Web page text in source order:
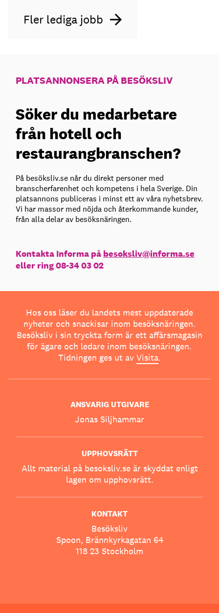
Fler lediga jobb
PLATSANNONSERA PÅ BESÖKSLIV
Söker du medarbetare
från hotell och
restaurangbranschen?
På besöksliv.se når du direkt personer med
branscherfarenhet och kompetens i hela Sverige. Din
platsannons publiceras i minst ett av våra nyhetsbrev.
Vi har massor med nöjda och återkommande kunder,
från alla delar av besöksnäringen.
Kontakta Informa på besoksliv@informa.se
eller ring 08-34 03 02
Hos oss läser du landets mest uppdaterade
nyheter och snackisar inom besöksnäringen.
Besöksliv i sin tryckta form är ett affärsmagasin
för ägare och ledare inom besöksnäringen.
Tidningen ges ut av Visita.
ANSVARIG UTGIVARE
Jonas Siljhammar
UPPHOVSRÄTT
Allt material på besoksliv.se är skyddat enligt
lagen om upphovsrätt.
KONTAKT
Besöksliv
Spoon, Brännkyrkagatan 64
118 23 Stockholm